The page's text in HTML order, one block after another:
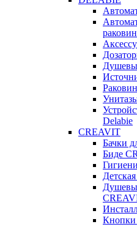
Delabie
CREAVIT
Бачки
Биде
Кнопки